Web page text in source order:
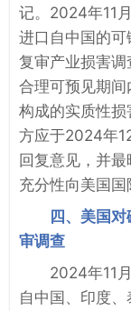
记。2024年11
进口自中国的
复审产业损害
合理可预见期
构成的实质性
方应于2024年
回复意见，并
充分性向美国国
四、美国
审调查
2024年11
自中国、印度